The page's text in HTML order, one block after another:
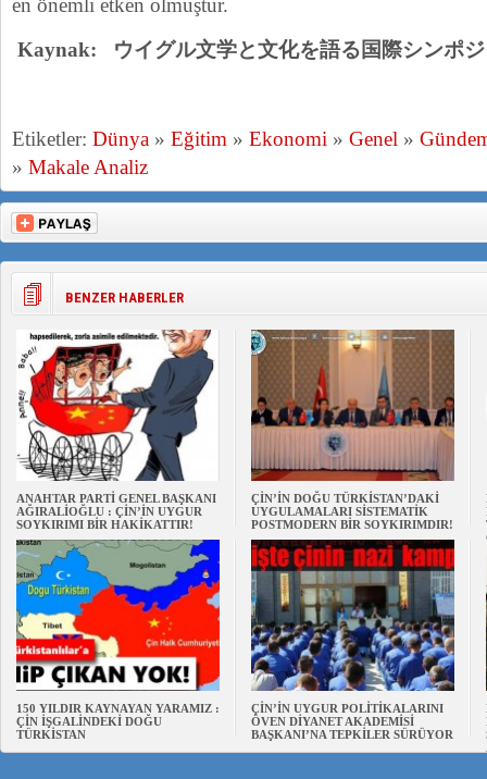
en önemli etken olmuştur.
Kaynak: ウイグル文学と文化を語る国際シンポ
Etiketler: Dünya » Eğitim » Ekonomi » Genel »
» Makale Analiz
BENZER HABERLER
ANAHTAR PARTİ GENEL BAŞKANI
AĞIRALİOĞLU : ÇİN’İN UYGUR
SOYKIRIMI BİR HAKİKATTIR!
ÇİN’İN DOĞU TÜRKİSTAN’DAKİ
UYGULAMALARI SİSTEMATİK
POSTMODERN BİR SOYKIRIMDIR!
150 YILDIR KAYNAYAN YARAMIZ :
ÇİN İŞGALİNDEKİ DOĞU
TÜRKİSTAN
ÇİN’İN UYGUR POLİTİKALARINI
ÖVEN DİYANET AKADEMİSİ
BAŞKANI’NA TEPKİLER SÜRÜYOR